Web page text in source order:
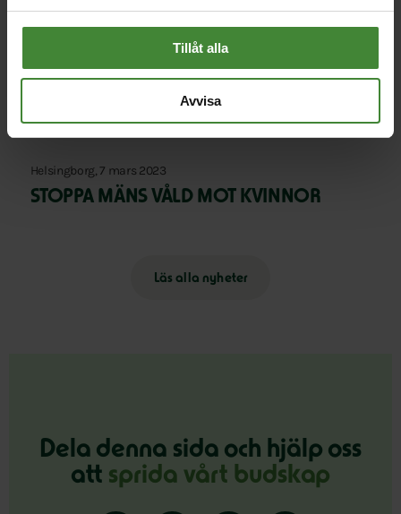
Tillåt alla
Avvisa
Utred först – besluta sedan: Södra
staden och hamnflytten
Helsingborg, 7 mars 2023
STOPPA MÄNS VÅLD MOT KVINNOR
Läs alla nyheter
Dela denna sida och hjälp oss
att sprida vårt budskap